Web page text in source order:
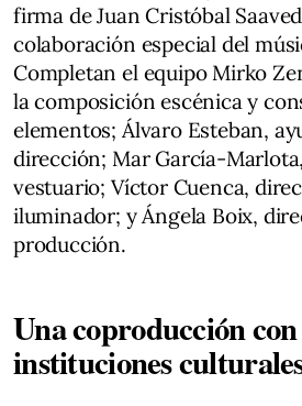
firma de Juan Cristóbal
colaboración especial del
Completan el equipo Mirko
la composición escénica y
elementos; Álvaro Esteban,
dirección; Mar García-
vestuario; Víctor Cuenca,
iluminador; y Ángela Boix,
producción.
Una coproducción
instituciones